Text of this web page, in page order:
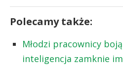
Polecamy także:
Młodzi pracownicy
inteligencja zamknie